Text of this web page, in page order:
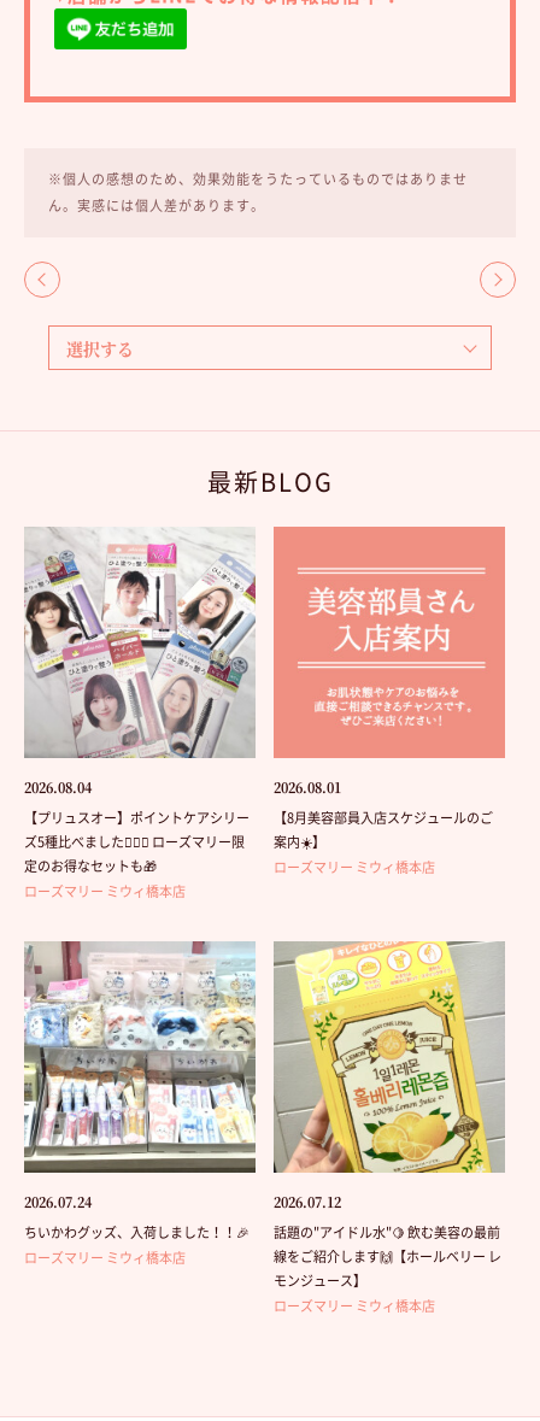
※個人の感想のため、効果効能をうたっているものではありませ
ん。実感には個人差があります。
最新BLOG
2026.08.04
【プリュスオー】ポイントケアシリー
ズ5種比べました💁🏻‍♀️ ローズマリー限
定のお得なセットも🎁
ローズマリー ミウィ橋本店
2026.08.01
【8月美容部員入店スケジュールのご
案内☀️】
ローズマリー ミウィ橋本店
2026.07.24
ちいかわグッズ、入荷しました！！🎉
ローズマリー ミウィ橋本店
2026.07.12
話題の"アイドル水"🍋 飲む美容の最前
線をご紹介します🙌【ホールベリー レ
モンジュース】
ローズマリー ミウィ橋本店